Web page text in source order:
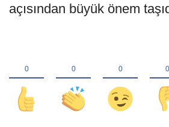
açısından büyük önem